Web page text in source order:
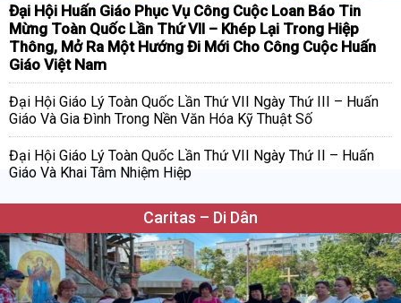
Đại Hội Huấn Giáo Phục Vụ Công Cuộc Loan Báo Tin
Mừng Toàn Quốc Lần Thứ VII – Khép Lại Trong Hiệp
Thông, Mở Ra Một Hướng Đi Mới Cho Công Cuộc Huấn
Giáo Việt Nam
Đại Hội Giáo Lý Toàn Quốc Lần Thứ VII Ngày Thứ III – Huấn
Giáo Và Gia Đình Trong Nền Văn Hóa Kỹ Thuật Số
Đại Hội Giáo Lý Toàn Quốc Lần Thứ VII Ngày Thứ II – Huấn
Giáo Và Khai Tâm Nhiệm Hiệp
Caritas – Di Dân